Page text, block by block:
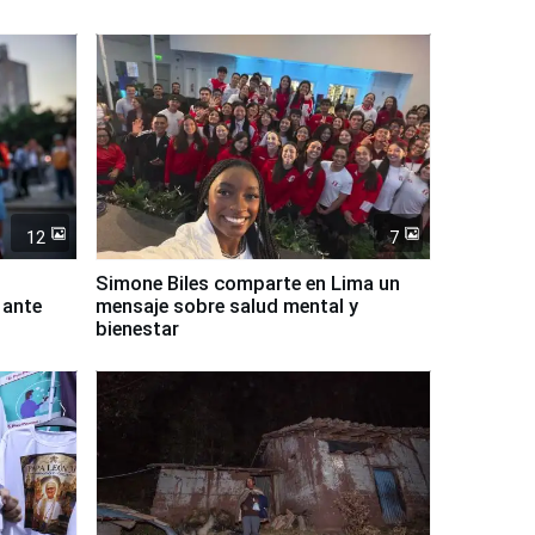
12 7
Simone Biles comparte en Lima un
mensaje sobre salud mental y
bienestar